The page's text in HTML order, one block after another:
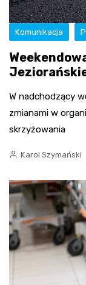
Komunikacja
W nadchodzący
zmianami w
skrzyżowania
Karol Szymański